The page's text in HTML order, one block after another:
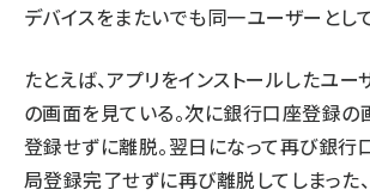
デバイスをまたいでも同一ユーザーとし
たとえば、アプリをインストールしたユー
の画面を見ている。次に銀行口座登録の
登録せずに離脱。翌日になって再び銀行
局登録完了せずに再び離脱してしまった